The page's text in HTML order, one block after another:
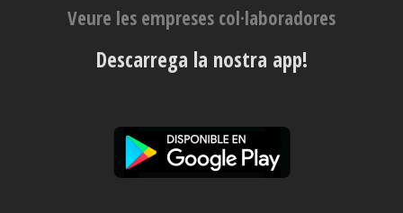
Veure les empreses col·laboradores
Descarrega la nostra app!